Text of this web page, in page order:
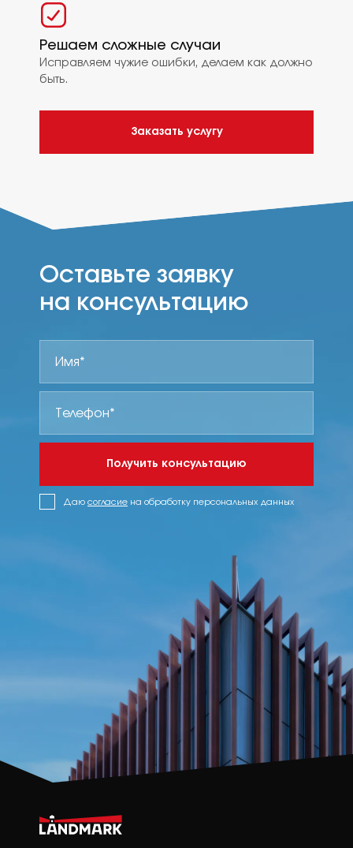
Решаем сложные случаи
Исправляем чужие ошибки, делаем как должно
быть.
Заказать услугу
Оставьте заявку
на консультацию
Получить консультацию
Даю согласие на обработку персональных данных